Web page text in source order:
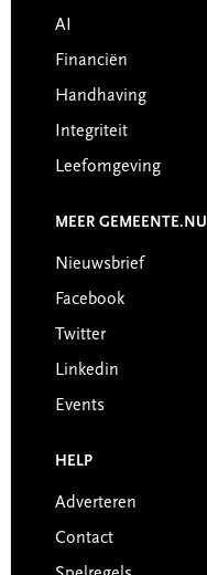
AI
Financiën
Handhaving
Integriteit
Leefomgeving
MEER GEMEENTE.NU
Nieuwsbrief
Facebook
Twitter
Linkedin
Events
HELP
Adverteren
Contact